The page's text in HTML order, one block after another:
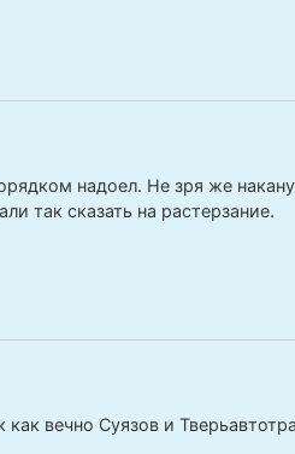
надоел. Не зря же
так сказать на растерзание.
вечно Суязов и